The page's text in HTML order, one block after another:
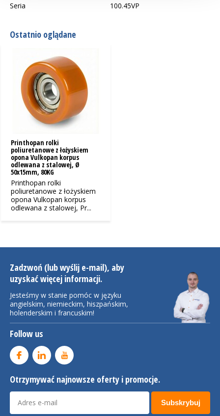
Seria
100.45VP
Ostatnio oglądane
Printhopan rolki
poliuretanowe z łożyskiem
opona Vulkopan korpus
odlewana z stalowej, Ø
50x15mm, 80KG
Printhopan rolki
poliuretanowe z łożyskiem
opona Vulkopan korpus
odlewana z stalowej, Pr...
Zadzwoń (lub wyślij e-mail), aby
uzyskać więcej informacji.
Jesteśmy w stanie pomóc w języku
angielskim, niemieckim, hiszpańskim,
holenderskim i francuskim!
Follow us
Otrzymywać najnowsze oferty i promocje.
Subskrybuj